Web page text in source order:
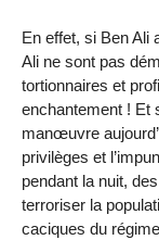
En effet, si Ben Ali
Ali ne sont pas
tortionnaires et
enchantement ! Et
manœuvre
privilèges et
pendant la nuit,
terroriser la
caciques du